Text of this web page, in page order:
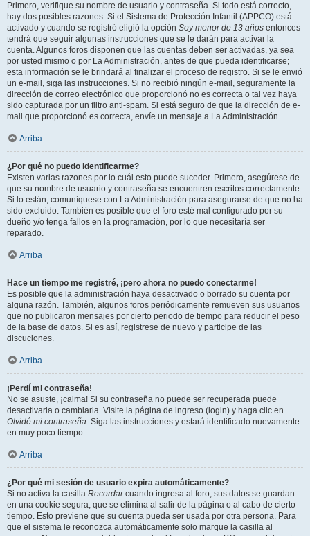
Primero, verifique su nombre de usuario y contraseña. Si todo está correcto,
hay dos posibles razones. Si el Sistema de Protección Infantil (APPCO) está
activado y cuando se registró eligió la opción Soy menor de 13 años entonces
tendrá que seguir algunas instrucciones que se le darán para activar la
cuenta. Algunos foros disponen que las cuentas deben ser activadas, ya sea
por usted mismo o por La Administración, antes de que pueda identificarse;
esta información se le brindará al finalizar el proceso de registro. Si se le envió
un e-mail, siga las instrucciones. Si no recibió ningún e-mail, seguramente la
dirección de correo electrónico que proporcionó no es correcta o tal vez haya
sido capturada por un filtro anti-spam. Si está seguro de que la dirección de e-
mail que proporcionó es correcta, envíe un mensaje a La Administración.
Arriba
¿Por qué no puedo identificarme?
Existen varias razones por lo cuál esto puede suceder. Primero, asegúrese de
que su nombre de usuario y contraseña se encuentren escritos correctamente.
Si lo están, comuníquese con La Administración para asegurarse de que no ha
sido excluido. También es posible que el foro esté mal configurado por su
dueño y/o tenga fallos en la programación, por lo que necesitaría ser
reparado.
Arriba
Hace un tiempo me registré, ¡pero ahora no puedo conectarme!
Es posible que la administración haya desactivado o borrado su cuenta por
alguna razón. También, algunos foros periódicamente remueven sus usuarios
que no publicaron mensajes por cierto periodo de tiempo para reducir el peso
de la base de datos. Si es así, registrese de nuevo y participe de las
discuciones.
Arriba
¡Perdí mi contraseña!
No se asuste, ¡calma! Si su contraseña no puede ser recuperada puede
desactivarla o cambiarla. Visite la página de ingreso (login) y haga clic en
Olvidé mi contraseña. Siga las instrucciones y estará identificado nuevamente
en muy poco tiempo.
Arriba
¿Por qué mi sesión de usuario expira automáticamente?
Si no activa la casilla Recordarcuando ingresa al foro, sus datos se guardan
en una cookie segura, que se elimina al salir de la página o al cabo de cierto
tiempo. Esto previene que su cuenta pueda ser usada por otra persona. Para
que el sistema le reconozca automáticamente solo marque la casilla al